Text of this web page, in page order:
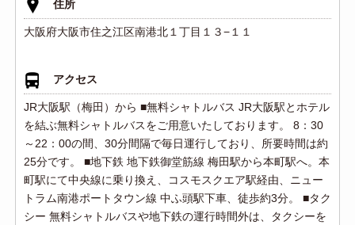
住所
大阪府大阪市住之江区南港北１丁目１３−１１
アクセス
JR大阪駅（梅田）から ■無料シャトルバス JR大阪駅とホテル
を結ぶ無料シャトルバスをご用意いたしております。 8：30
～22：00の間、30分間隔で毎日運行しており、所要時間は約
25分です。 ■地下鉄 地下鉄御堂筋線 梅田駅から本町駅へ。本
町駅にて中央線に乗り換え、コスモスクエア駅経由、ニュー
トラム南港ポートタウン線 中ふ頭駅下車、徒歩約3分。 ■タク
シー 無料シャトルバスや地下鉄の運行時間外は、タクシーを